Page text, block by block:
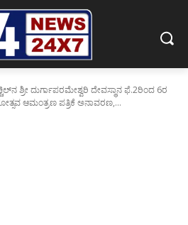
ಶ್ರೀ ದುರ್ಗಾಪರಮೇಶ್ವರಿ ದೇವಸ್ಥಾನ ಫೆ.2ರಿಂದ 6ರ
ಆಮಂತ್ರಣ ಪತ್ರಿಕೆ ಅನಾವರಣ,...